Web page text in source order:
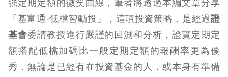
強定期定額的微笑曲線，筆者將透過本編文章分享
「基富通-低檔智動投」，這項投資策略，是經過證
基會委請教授進行嚴謹的回測和分析，證實定期定
額搭配低檔加碼 比一般定期定額的報酬率更為優
秀，無論是已經有在投資基金的人，或本身有準備